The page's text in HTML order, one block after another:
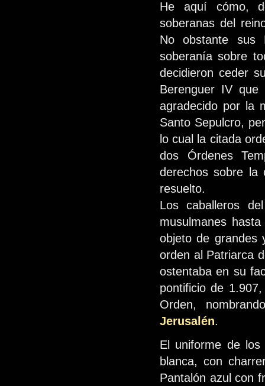
He aquí cómo,
soberanas del
No obstante sus
soberanía sobre
decidieron ceder
Berenguer IV
agradecido por la
Santo Sepulcro,
lo cual la citada
dos Órdenes
derechos sobre la
resuelto.
Los caballeros
musulmanes
objeto de grandes
orden al Patriarca
ostentaba en su
pontificio de
Orden,
Jerusalén.
El uniforme de los
blanca, con
Pantalón azul con